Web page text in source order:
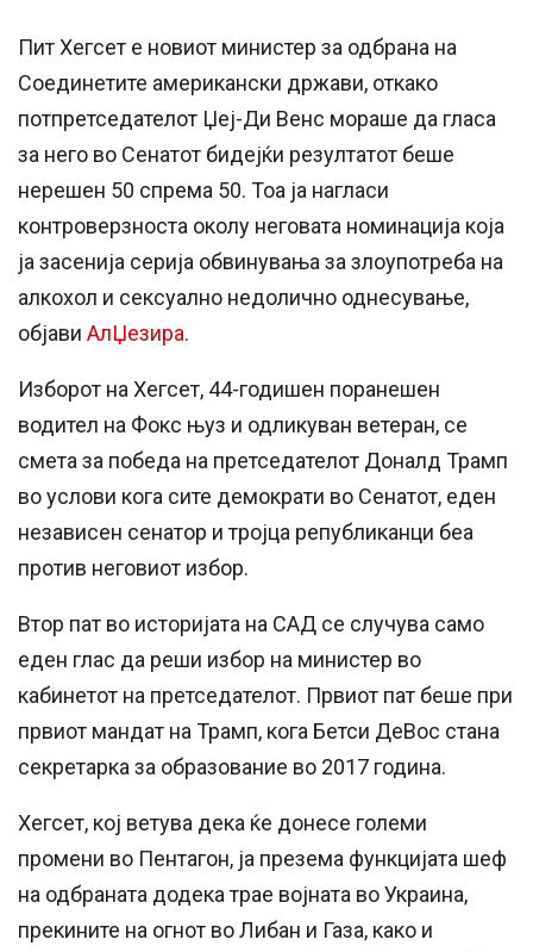
Пит Хегсет е новиот министер за одбрана на
Соединетите американски држави, откако
потпретседателот Џеј-Ди Венс мораше да гласа
за него во Сенатот бидејќи резултатот беше
нерешен 50 спрема 50. Тоа ја нагласи
контроверзноста околу неговата номинација која
ја засенија серија обвинувања за злоупотреба на
алкохол и сексуално недолично однесување,
објави АлЏезира.
Изборот на Хегсет, 44-годишен поранешен
водител на Фокс њуз и одликуван ветеран, се
смета за победа на претседателот Доналд Трамп
во услови кога сите демократи во Сенатот, еден
независен сенатор и тројца републиканци беа
против неговиот избор.
Втор пат во историјата на САД се случува само
еден глас да реши избор на министер во
кабинетот на претседателот. Првиот пат беше при
првиот мандат на Трамп, кога Бетси ДеВос стана
секретарка за образование во 2017 година.
Хегсет, кој ветува дека ќе донесе големи
промени во Пентагон, ја презема функцијата шеф
на одбраната додека трае војната во Украина,
прекините на огнот во Либан и Газа, како и